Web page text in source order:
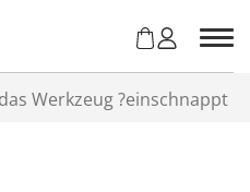
Werkzeug ?einschnappt